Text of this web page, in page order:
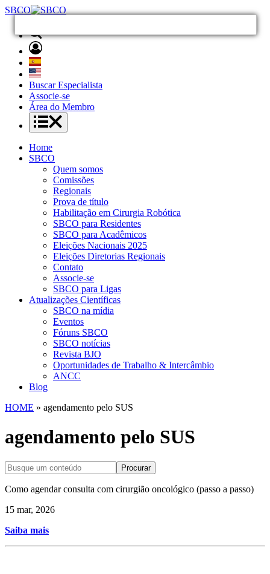
SBCO
Buscar Especialista
Associe-se
Área do Membro
Home
SBCO
Quem somos
Comissões
Regionais
Prova de título
Habilitação em Cirurgia Robótica
SBCO para Residentes
SBCO para Acadêmicos
Eleições Nacionais 2025
Eleições Diretorias Regionais
Contato
Associe-se
SBCO para Ligas
Atualizações Científicas
SBCO na mídia
Eventos
Fóruns SBCO
SBCO notícias
Revista BJO
Oportunidades de Trabalho & Intercâmbio
ANCC
Blog
HOME » agendamento pelo SUS
agendamento pelo SUS
Procurar
Como agendar consulta com cirurgião oncológico (passo a passo)
15 mar, 2026
Saiba mais